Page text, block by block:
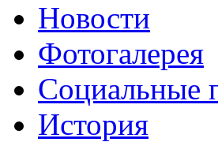
Новости
Фотогалерея
Социальные
История